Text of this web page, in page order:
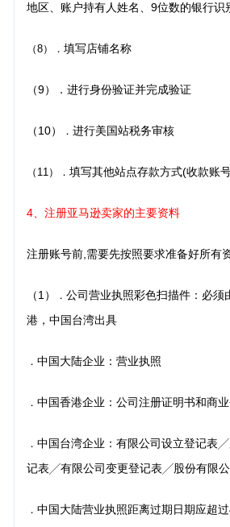
地区、账户持有人姓名、9位数的银行识
（8） ． 填写店铺名称
（9）．进行身份验证并完成验证
（10） ． 进行美国站税务审核
（11） ． 填写其他站点存款方式(收款账
4、注册亚马逊卖家的主要资料
注册账号前,需要先按照要求准备好所有
（1） ． 公司营业执照彩色扫描件：必须
港，中国台湾出具
． 中国大陆企业：营业执照
． 中国香港企业：公司注册证明书和商
． 中国台湾企业：有限公司设立登记表
记表╱有限公司变更登记表╱股份有限
． 中国大陆营业执照距离过期日期应超